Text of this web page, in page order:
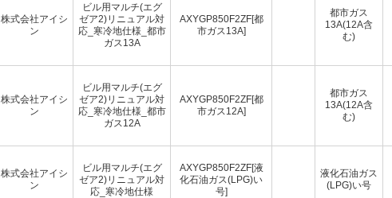
株式会社アイシ
ン
ビル用マルチ(エグ
ゼア2)リニュアル対
応_寒冷地仕様_都市
ガス13A
AXYGP850F2ZF[都
市ガス13A]
都市ガス
13A(12A含
む)
株式会社アイシ
ン
ビル用マルチ(エグ
ゼア2)リニュアル対
応_寒冷地仕様_都市
ガス12A
AXYGP850F2ZF[都
市ガス12A]
都市ガス
13A(12A含
む)
株式会社アイシ
ン
ビル用マルチ(エグ
ゼア2)リニュアル対
応_寒冷地仕様
AXYGP850F2ZF[液
化石油ガス(LPG)い
号]
液化石油ガス
(LPG)い号